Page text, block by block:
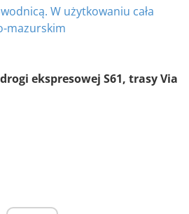
W użytkowaniu cała
mazurskim
ekspresowej S61, trasy Via